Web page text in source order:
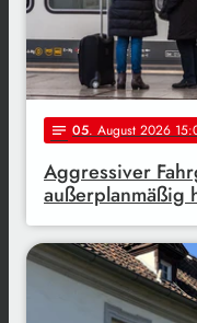
notes 05. August 2026
Aggressiver
außerplanmäßig